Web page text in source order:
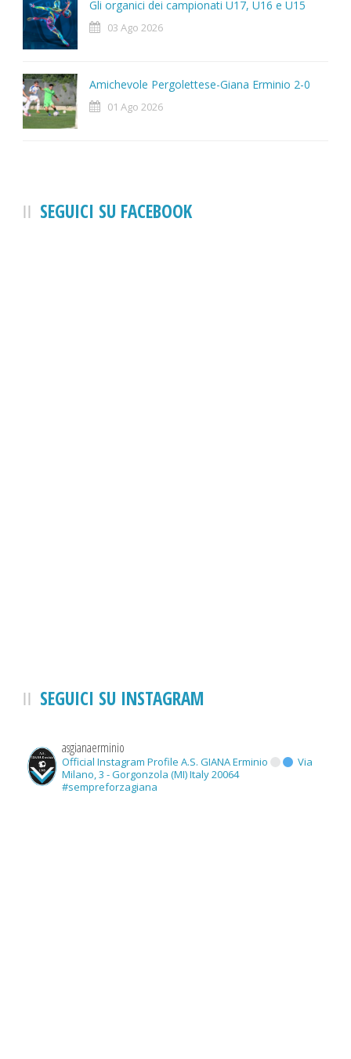
Gli organici dei campionati U17, U16 e U15
03 Ago 2026
Amichevole Pergolettese-Giana Erminio 2-0
01 Ago 2026
SEGUICI SU FACEBOOK
SEGUICI SU INSTAGRAM
asgianaerminio
Official Instagram Profile A.S. GIANA Erminio
Via
Milano, 3 - Gorgonzola (MI) Italy 20064
#sempreforzagiana